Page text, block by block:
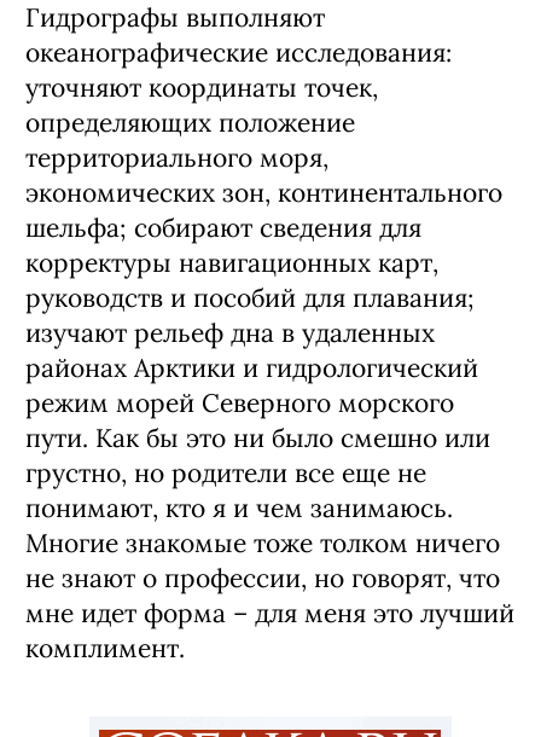
Гидрографы выполняют
океанографические исследования:
уточняют координаты точек,
определяющих положение
территориального моря,
экономических зон, континентального
шельфа; собирают сведения для
корректуры навигационных карт,
руководств и пособий для плавания;
изучают рельеф дна в удаленных
районах Арктики и гидрологический
режим морей Северного морского
пути. Как бы это ни было смешно или
грустно, но родители все еще не
понимают, кто я и чем занимаюсь.
Многие знакомые тоже толком ничего
не знают о профессии, но говорят, что
мне идет форма – для меня это лучший
комплимент.